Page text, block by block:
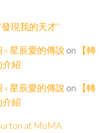
現我的天才”
星辰愛的傳說 on
【轉
介紹
星辰愛的傳說 on
【轉
介紹
at MoMA